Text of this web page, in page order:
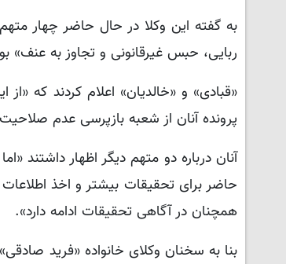
به گفته این وکلا در حال حاضر چهار
ربایی، حبس غیرقانونی و تجاوز به عنف»
پرونده آنان از شعبه بازپرسی عدم
آنان درباره دو متهم دیگر اظهار داشتند
حاضر برای تحقیقات بیشتر و اخذ
همچنان در آگاهی تحقیقات ادامه دارد».
بنا به سخنان وکلای خانواده «فرید